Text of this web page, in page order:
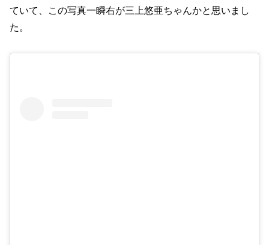
ていて、この写真一瞬右が三上悠亜ちゃんかと思いまし
た。